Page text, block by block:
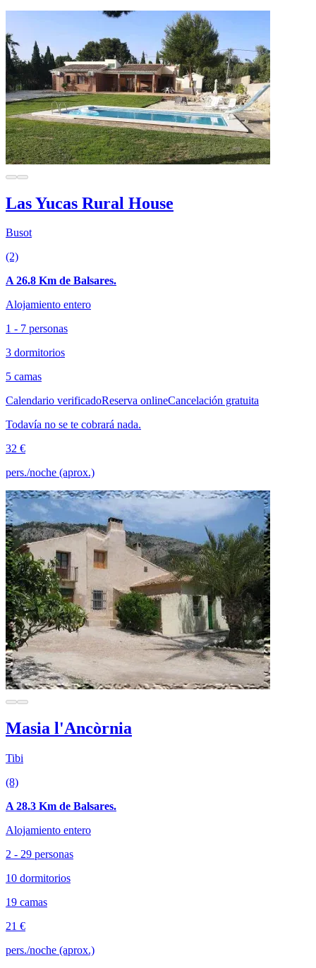
Las Yucas Rural House
Busot
(2)
A 26.8 Km de Balsares.
Alojamiento entero
1 - 7 personas
3 dormitorios
5 camas
Calendario verificadoReserva onlineCancelación gratuita
Todavía no se te cobrará nada.
32 €
pers./noche (aprox.)
Masia l'Ancòrnia
Tibi
(8)
A 28.3 Km de Balsares.
Alojamiento entero
2 - 29 personas
10 dormitorios
19 camas
21 €
pers./noche (aprox.)